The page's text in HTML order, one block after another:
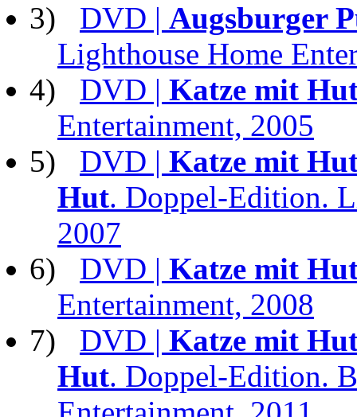
3) DVD | Augsburger
Lighthouse Home
4) DVD | Katze mit
Entertainment, 2005
5) DVD | Katze mit
Hut. Doppel-Edition.
2007
6) DVD | Katze mit
Entertainment, 2008
7) DVD | Katze mit
Hut. Doppel-Edition.